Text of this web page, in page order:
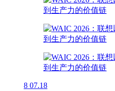
8 07.18